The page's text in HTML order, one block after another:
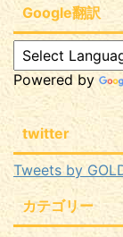
Google翻訳
Powered by
twitter
Tweets by
カテゴリー